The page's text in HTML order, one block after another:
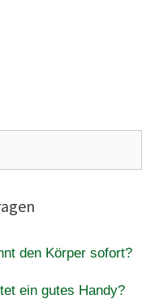
den Körper sofort?
ein gutes Handy?